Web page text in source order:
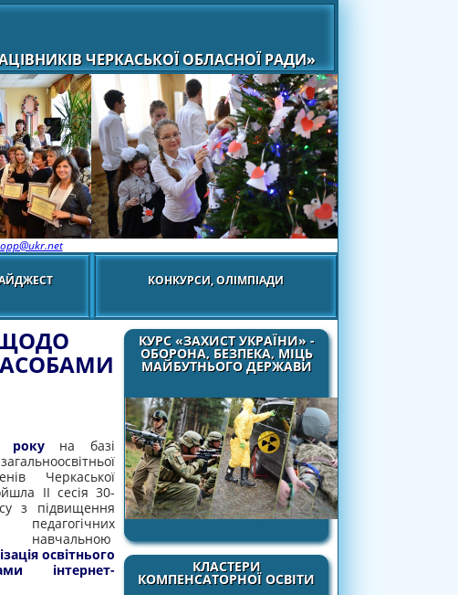
ЧЕРКАСЬКОЇ ОБЛАСНОЇ РАДИ»
КОНКУРСИ, ОЛІМПІАДИ
КУРС «ЗАХИСТ УКРАЇНИ» -
ОБОРОНА, БЕЗПЕКА, МІЦЬ
МАЙБУТНЬОГО ДЕРЖАВИ
КЛАСТЕРИ
КОМПЕНСАТОРНОЇ ОСВІТИ
року на базі
Черкаської
ІІ сесія 30-
з підвищення
навчальною
освітнього
інтернет-